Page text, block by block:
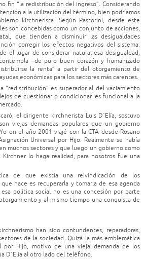
fin “la redistribución del ingreso”. Considerando
a la utilización del término, bien podríamos
kirchnerista. Según Pastorini, desde este
son concebidas como un conjunto de acciones,
que tienden a disminuir las desigualdades
corregir los efectos negativos del sistema.
el lugar de considerar natural esa desigualdad,
–de puro buen corazón y humanizado
la renta” a partir del otorgamiento de
económicas para los sectores más carentes.
“redistribución” es superador al del vaciamiento
de cuestionar o condicionar, es funcional a la
el dirigente kirchnerista Luis D´Elía, sostuvo
viejas demandas populares que un gobierno
en el año 2001 viajé con la CTA desde Rosario
Universal por Hijo. Realmente se había
muchos sectores y que luego un gobierno como
Kirchner lo haga realidad, para nosotros fue una
de que existía una reivindicación de los
hace es recuperarla y tomarla de esa agenda
política social no es una concesión por parte
y al mismo tiempo una conquista de
han sido contundentes, reparadoras,
de la sociedad. Quizá la más emblemática
por Hijo, motivo de una vieja demanda de los
D´Elía al otro lado del teléfono.